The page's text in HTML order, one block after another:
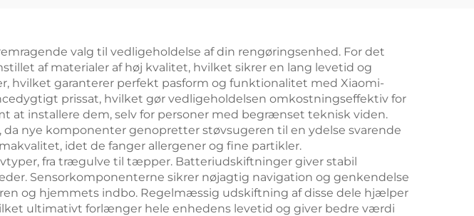
mopperklud,
filterdæksel og
støvpose
kantbørste, støvpose
og forbrugsvarer
valg til vedligeholdelse af din rengøringsenhed. For det
af materialer af høj kvalitet, hvilket sikrer en lang levetid og
hvilket garanterer perfekt pasform og funktionalitet med Xiaomi-
prissat, hvilket gør vedligeholdelsen omkostningseffektiv for
installere dem, selv for personer med begrænset teknisk viden.
nye komponenter genopretter støvsugeren til en ydelse svarende
idet de fanger allergener og fine partikler.
fra trægulve til tæpper. Batteriudskiftninger giver stabil
Sensorkomponenterne sikrer nøjagtig navigation og genkendelse
og hjemmets indbo. Regelmæssig udskiftning af disse dele hjælper
ultimativt forlænger hele enhedens levetid og giver bedre værdi